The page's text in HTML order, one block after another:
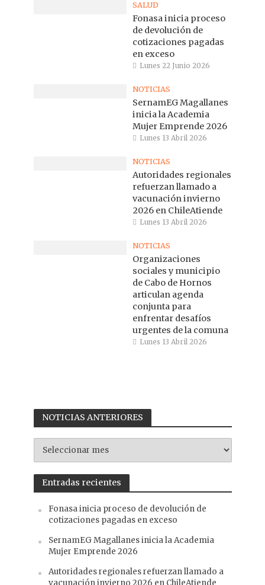
SALUD
Fonasa inicia proceso
de devolución de
cotizaciones pagadas
en exceso
Lunes 22 Junio 2026
NOTICIAS
SernamEG Magallanes
inicia la Academia
Mujer Emprende 2026
Lunes 13 Abril 2026
NOTICIAS
Autoridades regionales
refuerzan llamado a
vacunación invierno
2026 en ChileAtiende
Lunes 13 Abril 2026
NOTICIAS
Organizaciones
sociales y municipio
de Cabo de Hornos
articulan agenda
conjunta para
enfrentar desafíos
urgentes de la comuna
Lunes 13 Abril 2026
NOTICIAS ANTERIORES
NOTICIAS
ANTERIORES
Entradas recientes
Fonasa inicia proceso de devolución de
cotizaciones pagadas en exceso
SernamEG Magallanes inicia la Academia
Mujer Emprende 2026
Autoridades regionales refuerzan llamado a